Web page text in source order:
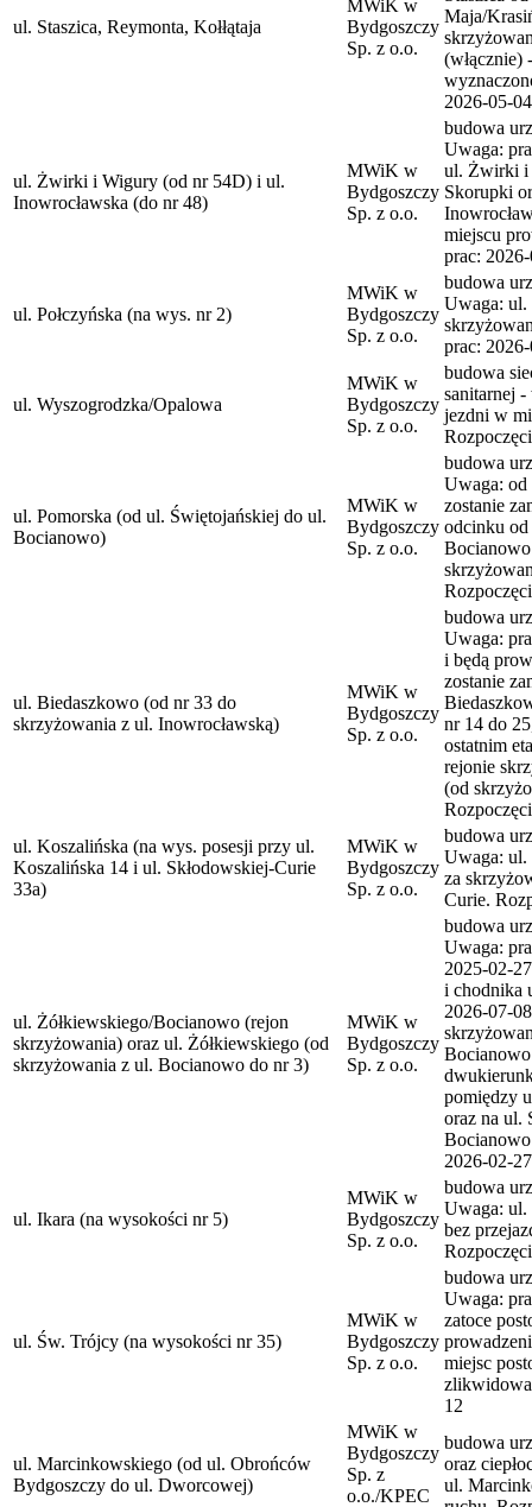
ul. Staszica, Reymonta, Kołłątaja
MWiK w
Bydgoszczy
Sp. z o.o.
Maja/
(włącznie)
2026-05-04
ul. Żwirki i Wigury (od nr 54D) i ul.
Inowrocławska (do nr 48)
MWiK w
Bydgoszczy
Sp. z o.o.
budowa
Uwaga:
ul. Żwirki i
Skorupki
miejscu
prac:
ul. Połczyńska (na wys. nr 2)
MWiK w
Bydgoszczy
Sp. z o.o.
budowa
Uwaga: ul.
prac:
ul. Wyszogrodzka/Opalowa
MWiK w
Bydgoszczy
Sp. z o.o.
budowa
sanitarnej
jezdni w
ul. Pomorska (od ul. Świętojańskiej do ul.
Bocianowo)
MWiK w
Bydgoszczy
Sp. z o.o.
budowa
Uwaga: od
zostanie
odcinku
Bocianowo
ul. Biedaszkowo (od nr 33 do
skrzyżowania z ul. Inowrocławską)
MWiK w
Bydgoszczy
Sp. z o.o.
budowa
Uwaga:
i będą
zostanie
nr 14 do
ostatnim
rejonie
(od
ul. Koszalińska (na wys. posesji przy ul.
Koszalińska 14 i ul. Skłodowskiej-Curie
33a)
MWiK w
Bydgoszczy
Sp. z o.o.
budowa
Uwaga: ul.
za
Curie.
ul. Żółkiewskiego/Bocianowo (rejon
skrzyżowania) oraz ul. Żółkiewskiego (od
skrzyżowania z ul. Bocianowo do nr 3)
MWiK w
Bydgoszczy
Sp. z o.o.
budowa
Uwaga:
2025-02-
i chodnika
2026-07-
pomiędzy
oraz na ul.
2026-02-27
ul. Ikara (na wysokości nr 5)
MWiK w
Bydgoszczy
Sp. z o.o.
budowa
Uwaga: ul.
bez
ul. Św. Trójcy (na wysokości nr 35)
MWiK w
Bydgoszczy
Sp. z o.o.
budowa
Uwaga:
zatoce
miejsc
12
ul. Marcinkowskiego (od ul. Obrońców
Bydgoszczy do ul. Dworcowej)
MWiK w
Bydgoszczy
Sp. z
o.o./KPEC
budowa
oraz
ul.